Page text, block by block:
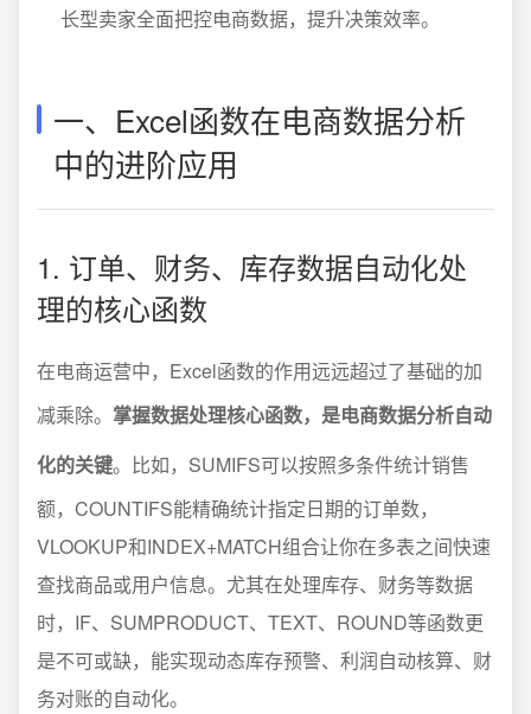
长型卖家全面把控电商数据，提升决策效率。
一、Excel函数在电商数据分析
中的进阶应用
1. 订单、财务、库存数据自动化处
理的核心函数
在电商运营中，Excel函数的作用远远超过了基础的加
减乘除。 掌握数据处理核心函数，是电商数据分析自动
化的关键。比如，SUMIFS可以按照多条件统计销售
额，COUNTIFS能精确统计指定日期的订单数，
VLOOKUP和INDEX+MATCH组合让你在多表之间快速
查找商品或用户信息。尤其在处理库存、财务等数据
时，IF、SUMPRODUCT、TEXT、ROUND等函数更
是不可或缺，能实现动态库存预警、利润自动核算、财
务对账的自动化。